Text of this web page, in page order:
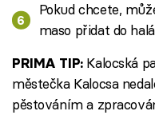
Pokud chcete,
maso přidat do
PRIMA TIP:Kalocská
městečka Kalocsa
pěstováním a